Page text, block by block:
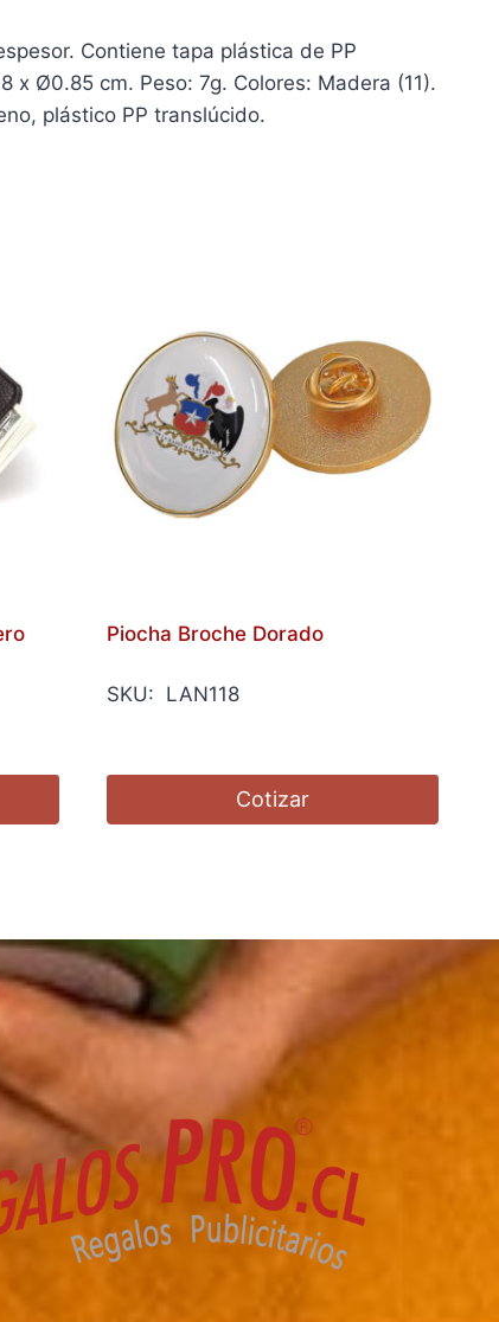
Contiene tapa plástica de PP
x Ø0.85 cm. Peso: 7g. Colores: Madera (11).
plástico PP translúcido.
Piocha Broche Dorado
SKU: LAN118
Cotizar